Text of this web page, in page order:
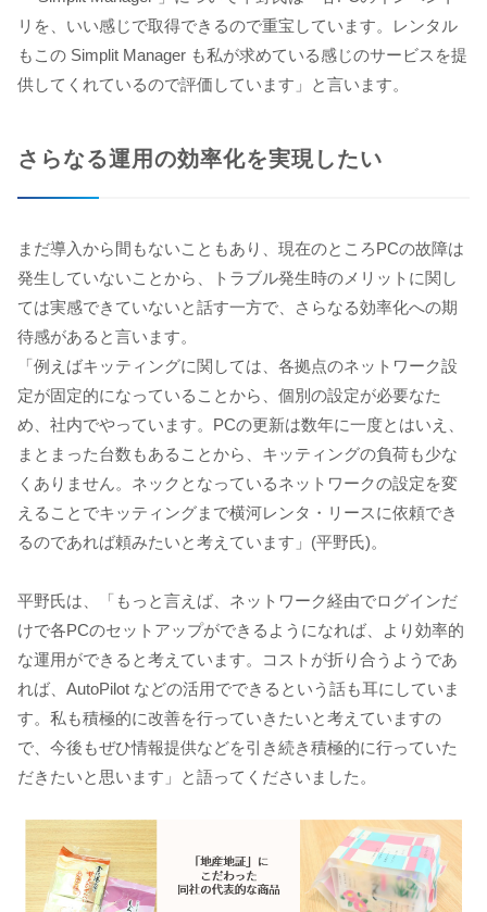
リを、いい感じで取得できるので重宝しています。レンタル
もこの Simplit Manager も私が求めている感じのサービスを提
供してくれているので評価しています」と言います。
さらなる運用の効率化を実現したい
まだ導入から間もないこともあり、現在のところPCの故障は
発生していないことから、トラブル発生時のメリットに関し
ては実感できていないと話す一方で、さらなる効率化への期
待感があると言います。
「例えばキッティングに関しては、各拠点のネットワーク設
定が固定的になっていることから、個別の設定が必要なた
め、社内でやっています。PCの更新は数年に一度とはいえ、
まとまった台数もあることから、キッティングの負荷も少な
くありません。ネックとなっているネットワークの設定を変
えることでキッティングまで横河レンタ・リースに依頼でき
るのであれば頼みたいと考えています」(平野氏)。
平野氏は、「もっと言えば、ネットワーク経由でログインだ
けで各PCのセットアップができるようになれば、より効率的
な運用ができると考えています。コストが折り合うようであ
れば、AutoPilot などの活用でできるという話も耳にしていま
す。私も積極的に改善を行っていきたいと考えていますの
で、今後もぜひ情報提供などを引き続き積極的に行っていた
だきたいと思います」と語ってくださいました。